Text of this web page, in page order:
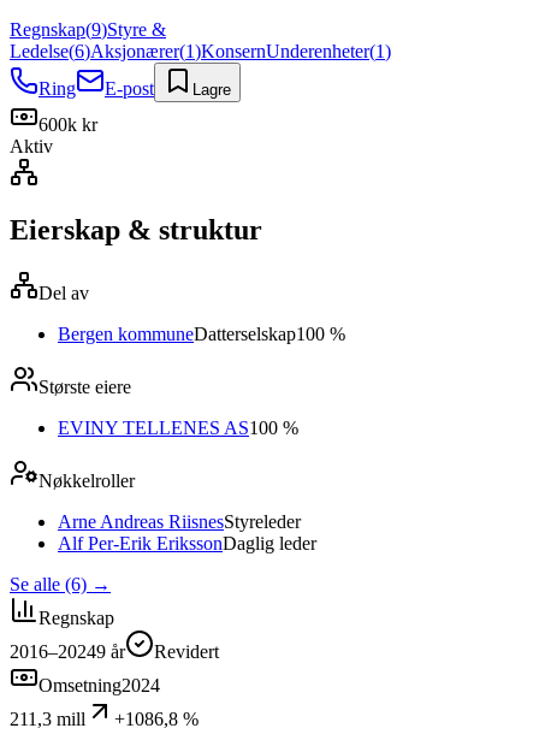
Regnskap(9)Styre &
Ledelse(6)Aksjonærer(1)KonsernUnderenheter(1)
Ring
E-post Lagre
600k kr
Aktiv
Eierskap & struktur
Del av
Bergen kommuneDatterselskap100 %
Største eiere
EVINY TELLENES AS100 %
Nøkkelroller
Arne Andreas RiisnesStyreleder
Alf Per-Erik ErikssonDaglig leder
Se alle (6) →
Regnskap
2016–20249 år
Revidert
Omsetning2024
211,3 mill
+1086,8 %